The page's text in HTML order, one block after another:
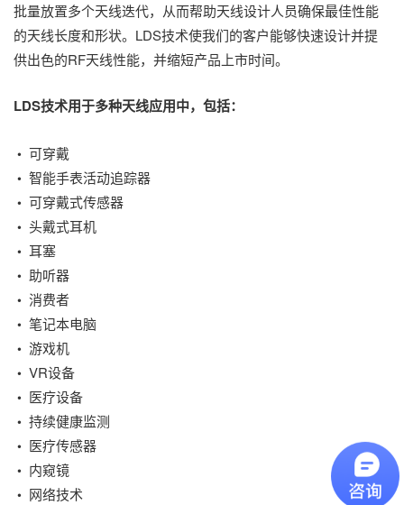
批量放置多个天线迭代，从而帮助天线设计人员确保最佳性能
的天线长度和形状。LDS技术使我们的客户能够快速设计并提
供出色的RF天线性能，并缩短产品上市时间。
LDS技术用于多种天线应用中，包括：
• 可穿戴
• 智能手表活动追踪器
• 可穿戴式传感器
• 头戴式耳机
• 耳塞
• 助听器
• 消费者
• 笔记本电脑
• 游戏机
• VR设备
• 医疗设备
• 持续健康监测
• 医疗传感器
• 内窥镜
• 网络技术